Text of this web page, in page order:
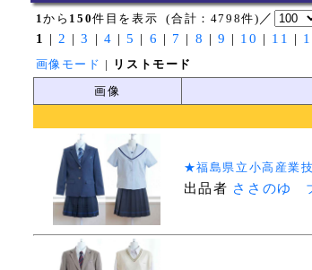
1から 150件目を表示 (合計：4798件) ／
1
| 2 |3 | 4 |5 | 6 | 7 | 8 | 9 | 10 | 11 |
画像モード | リストモード
画像
★福島県立小高産業
出品者 ささのゆ